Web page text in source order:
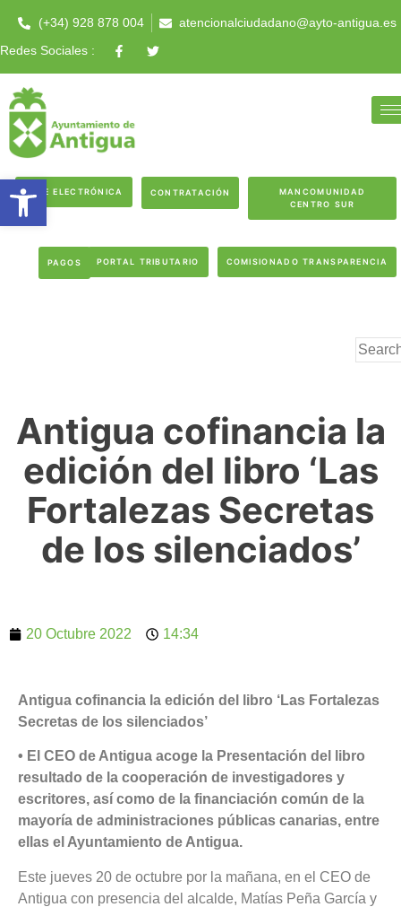
(+34) 928 878 004
atencionalciudadano@ayto-antigua.es
Redes Sociales :
SEDE ELECTRÓNICA CONTRATACIÓN
MANCOMUNIDAD
CENTRO SUR
PAGOS PORTAL TRIBUTARIO COMISIONADO TRANSPARENCIA
Antigua cofinancia la
edición del libro ‘Las
Fortalezas Secretas
de los silenciados’
20 Octubre 2022 14:34
Antigua cofinancia la edición del libro ‘Las Fortalezas
Secretas de los silenciados’
• El CEO de Antigua acoge la Presentación del libro
resultado de la cooperación de investigadores y
escritores, así como de la financiación común de la
mayoría de administraciones públicas canarias, entre
ellas el Ayuntamiento de Antigua.
Este jueves 20 de octubre por la mañana, en el CEO de
Antigua con presencia del alcalde, Matías Peña García y
Abrir barra de herramientas